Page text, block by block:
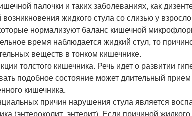
палочки и таких заболеваниях, как
жидкого стула со слизью у
нормализуют баланс кишечной
время наблюдается жидкий стул, то
веществ в тонком кишечнике.
толстого кишечника. Речь идет о развитии
подобное состояние может длительный
кишечника.
причин нарушения стула является
(энтероколит, энтерит). Если причиной жидкого